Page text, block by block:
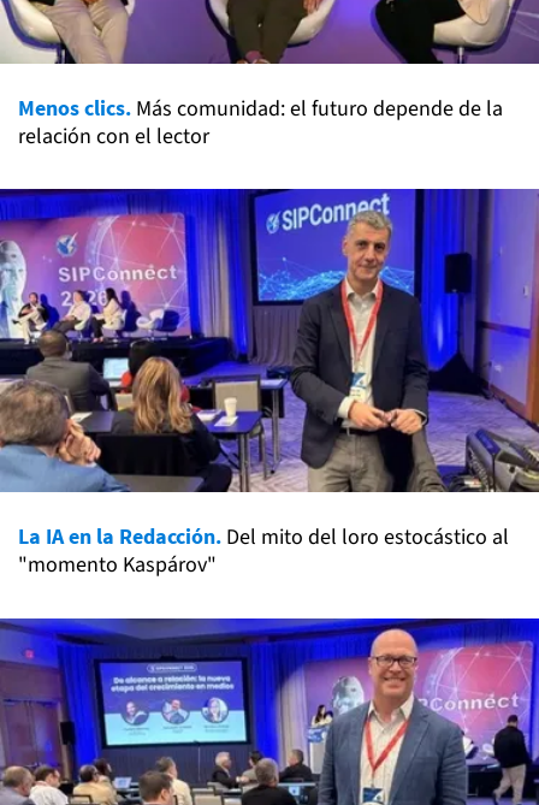
Menos clics. Más comunidad: el futuro depende de la
relación con el lector
La IA en la Redacción. Del mito del loro estocástico al
"momento Kaspárov"